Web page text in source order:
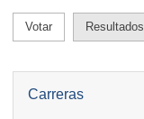
Carreras
Votar Resultados